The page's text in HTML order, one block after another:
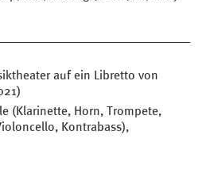
auf ein Libretto von
(Klarinette, Horn, Trompete,
Kontrabass),